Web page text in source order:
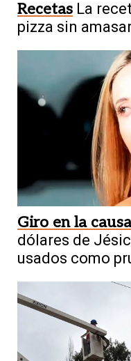
Recetas La
pizza sin
Giro en la causa
dólares de
usados como